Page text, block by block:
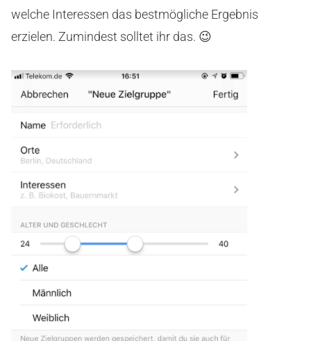
welche Interessen das bestmögliche Ergebnis
erzielen. Zumindest solltet ihr das. 😉